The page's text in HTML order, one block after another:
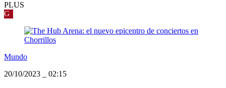
PLUS
G
Mundo
20/10/2023
02:15